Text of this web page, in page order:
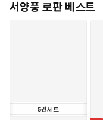
서양풍 로판 베스트
5권세트